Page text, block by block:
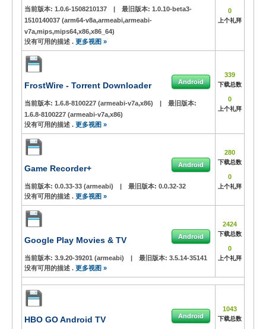
当前版本: 1.0.6-1508210137 | 最旧版本: 1.0.10-beta3-
1510140037 (arm64-v8a,armeabi,armeabi-
v7a,mips,mips64,x86,x86_64)
没有可用的描述 . 更多视图 »
0
上个礼拜
FrostWire - Torrent Downloader Android
当前版本: 1.6.8-8100227 (armeabi-v7a,x86) |
最旧版本:
1.6.8-8100227 (armeabi-v7a,x86)
没有可用的描述 . 更多视图 »
339
下载总数
0
上个礼拜
Game Recorder+ Android
当前版本: 0.0.33-33 (armeabi) | 最旧版本: 0.0.32-32
没有可用的描述 . 更多视图 »
280
下载总数
0
上个礼拜
Google Play Movies & TV Android
当前版本: 3.9.20-39201 (armeabi) | 最旧版本: 3.5.14-35141
没有可用的描述 . 更多视图 »
2424
下载总数
0
上个礼拜
HBO GO Android TV Android
1043
下载总数